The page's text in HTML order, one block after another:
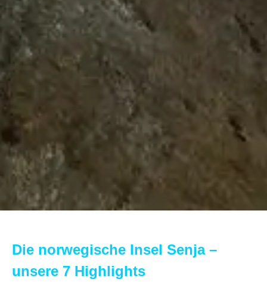
Die norwegische Insel Senja –
unsere 7 Highlights